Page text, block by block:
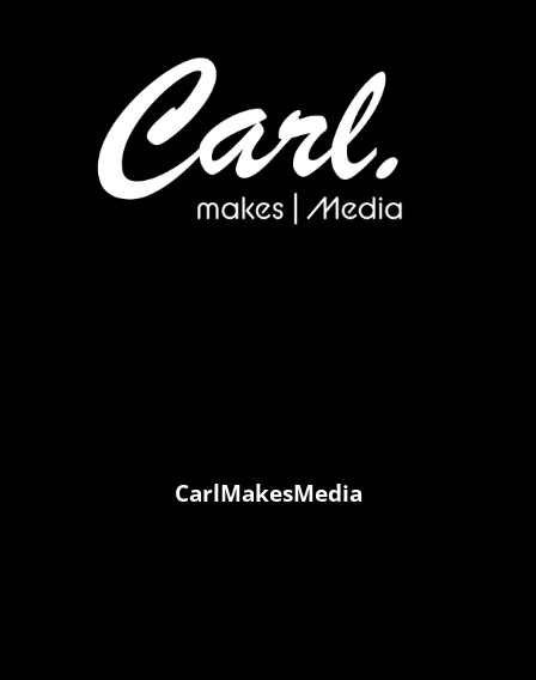
CarlMakesMedia